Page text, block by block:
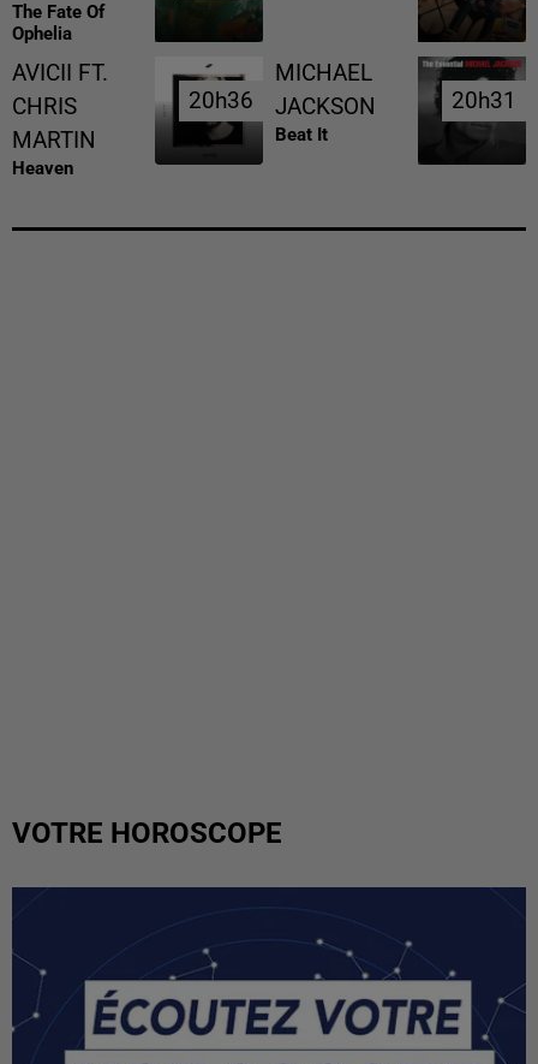
The Fate Of
Ophelia
AVICII FT.
CHRIS
MARTIN
Heaven
20h36
20h36
MICHAEL
JACKSON
Beat It
20h31
20h31
VOTRE HOROSCOPE